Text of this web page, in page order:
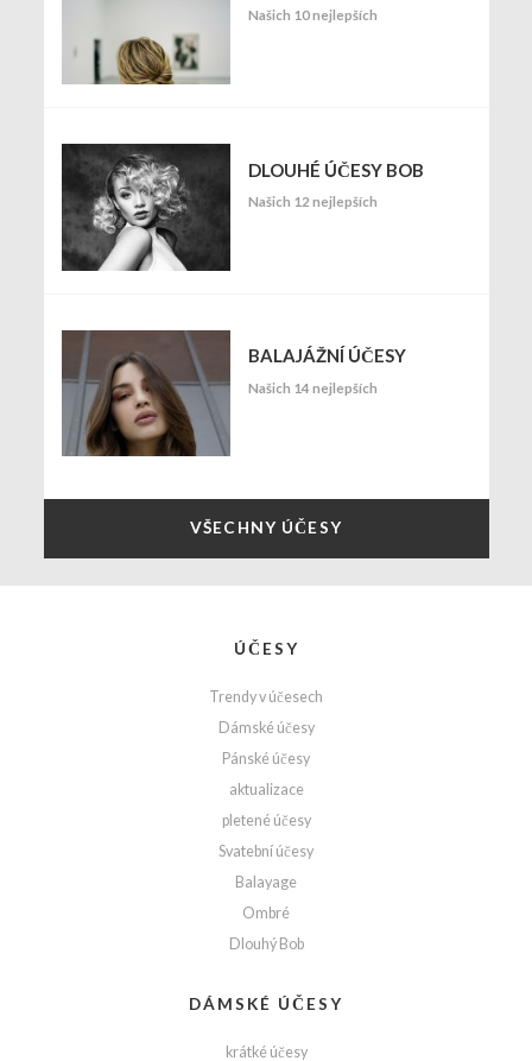
Našich 10 nejlepších
DLOUHÉ ÚČESY BOB
Našich 12 nejlepších
BALAJÁŽNÍ ÚČESY
Našich 14 nejlepších
VŠECHNY ÚČESY
ÚČESY
Trendy v účesech
Dámské účesy
Pánské účesy
aktualizace
pletené účesy
Svatební účesy
Balayage
Ombré
Dlouhý Bob
DÁMSKÉ ÚČESY
krátké účesy